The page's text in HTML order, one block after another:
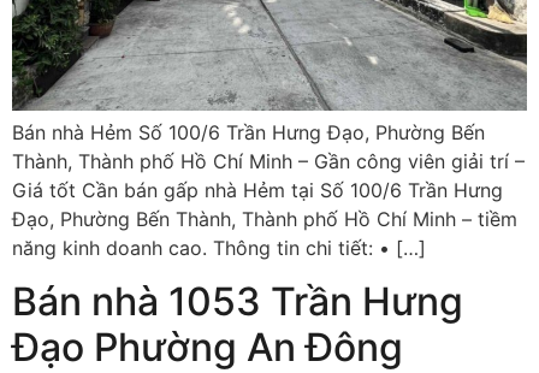
Bán nhà Hẻm Số 100/6 Trần Hưng Đạo, Phường Bến
Thành, Thành phố Hồ Chí Minh – Gần công viên giải trí –
Giá tốt Cần bán gấp nhà Hẻm tại Số 100/6 Trần Hưng
Đạo, Phường Bến Thành, Thành phố Hồ Chí Minh – tiềm
năng kinh doanh cao. Thông tin chi tiết: • […]
Bán nhà 1053 Trần Hưng
Đạo Phường An Đông